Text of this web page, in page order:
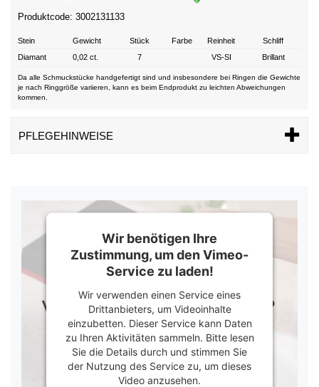
Produktcode: 3002131133
Stein Gewicht Stück Farbe Reinheit
Schliff
Diamant
0,02 ct. 7 VS-SI Brillant
Da alle Schmuckstücke handgefertigt sind und insbesondere bei Ringen die Gewichte
je nach Ringgröße variieren, kann es beim Endprodukt zu leichten Abweichungen
kommen.
PFLEGEHINWEISE
Wir benötigen Ihre
Zustimmung, um den Vimeo-
Service zu laden!
Wir verwenden einen Service eines
Drittanbieters, um Videoinhalte
einzubetten. Dieser Service kann Daten
zu Ihren Aktivitäten sammeln. Bitte lesen
Sie die Details durch und stimmen Sie
der Nutzung des Service zu, um dieses
Video anzusehen.